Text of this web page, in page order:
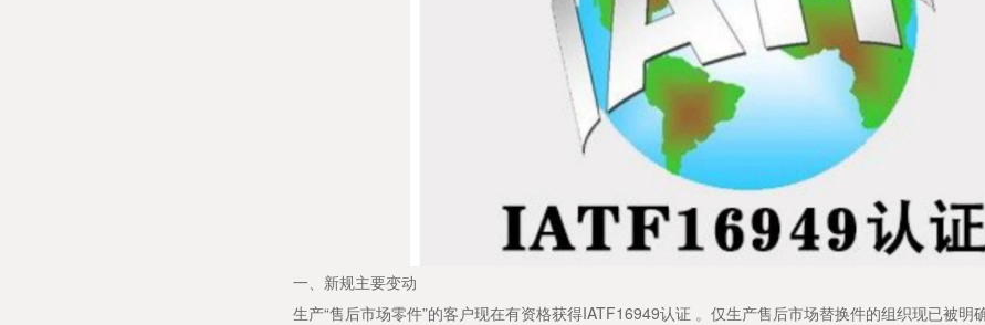
一、新规主要变动
生产“售后市场零件”的客户现在有资格获得IATF16949认证 。仅生产售后市场替换件的组织现已被明